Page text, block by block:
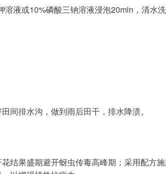
液或10%磷酸三钠溶液浸泡20min，清水洗
间排水沟，做到雨后田干，排水降渍。
结果盛期避开蚜虫传毒高峰期；采用配方